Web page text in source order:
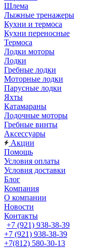
Шлема
Лыжные тренажеры
Кухни и термоса
Кухни переносные
Термоса
Лодки моторы
Лодки
Гребные лодки
Моторные лодки
Парусные лодки
Яхты
Катамараны
Лодочные моторы
Гребные винты
Аксессуары
Акции
Помощь
Условия оплаты
Условия доставки
Блог
Компания
О компании
Новости
Контакты
+7 (921) 938-38-39
+7 (921) 938-38-39
+7(812) 580-30-13